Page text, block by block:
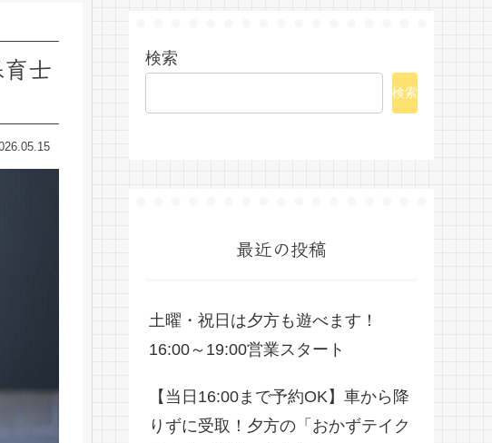
士
検索
検索
最近の投稿
土曜・祝日は夕方も遊べます！
16:00～19:00営業スタート
【当日16:00まで予約OK】車から降
りずに受取！夕方の「おかずテイク